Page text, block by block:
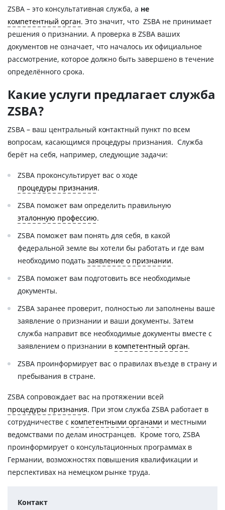
ZSBA – это консультативная служба, а не
компетентный орган. Это значит, что ZSBA не принимает
решения о признании. А проверка в ZSBA ваших
документов не означает, что началось их официальное
рассмотрение, которое должно быть завершено в течение
определённого срока.
Какие услуги предлагает служба
ZSBA?
ZSBA – ваш центральный контактный пункт по всем
вопросам, касающимся процедуры признания. Служба
берёт на себя, например, следующие задачи:
ZSBA проконсультирует вас о ходе
процедуры признания.
ZSBA поможет вам определить правильную
эталонную профессию.
ZSBA поможет вам понять для себя, в какой
федеральной земле вы хотели бы работать и где вам
необходимо подать заявление о признании.
ZSBA поможет вам подготовить все необходимые
документы.
ZSBA заранее проверит, полностью ли заполнены ваше
заявление о признании и ваши документы. Затем
служба направит все необходимые документы вместе с
заявлением о признании в компетентный орган.
ZSBA проинформирует вас о правилах въезде в страну и
пребывания в стране.
ZSBA сопровождает вас на протяжении всей
процедуры признания. При этом служба ZSBA работает в
сотрудничестве с компетентными органами и местными
ведомствами по делам иностранцев. Кроме того, ZSBA
проинформирует о консультационных программах в
Германии, возможностях повышения квалификации и
перспективах на немецком рынке труда.
Контакт